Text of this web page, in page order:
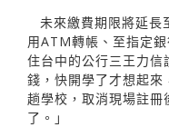
未來繳費期限將延長
用ATM轉帳、至指定
住台中的公行三王力
錢，快開學了才想起
趟學校，取消現場註冊
了。」